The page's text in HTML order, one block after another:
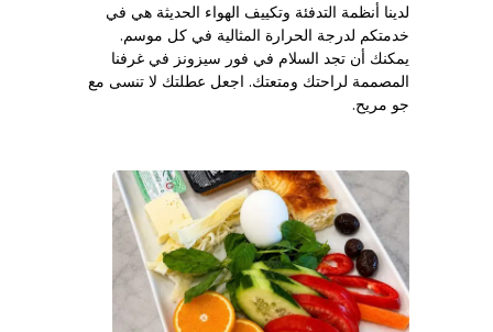
لدينا أنظمة التدفئة وتكييف الهواء الحديثة هي في
خدمتكم لدرجة الحرارة المثالية في كل موسم.
يمكنك أن تجد السلام في فور سيزونز في غرفنا
المصممة لراحتك ومتعتك. اجعل عطلتك لا تنسى مع
جو مريح.